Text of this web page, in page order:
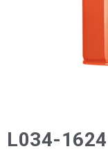
L034-